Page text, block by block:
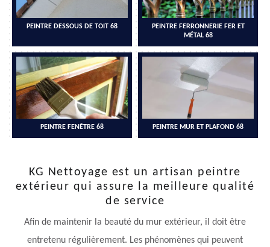
PEINTRE DESSOUS DE TOIT 68
PEINTRE FERRONNERIE FER ET
MÉTAL 68
PEINTRE FENÊTRE 68 PEINTRE MUR ET PLAFOND 68
KG Nettoyage est un artisan peintre
extérieur qui assure la meilleure qualité
de service
Afin de maintenir la beauté du mur extérieur, il doit être
entretenu régulièrement. Les phénomènes qui peuvent